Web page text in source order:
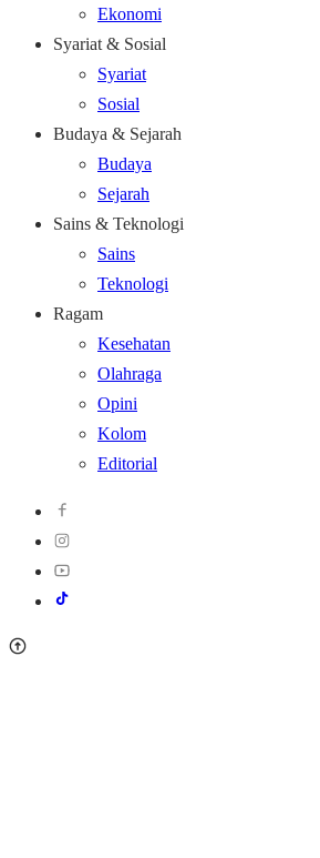
Ekonomi
Syariat & Sosial
Syariat
Sosial
Budaya & Sejarah
Budaya
Sejarah
Sains & Teknologi
Sains
Teknologi
Ragam
Kesehatan
Olahraga
Opini
Kolom
Editorial